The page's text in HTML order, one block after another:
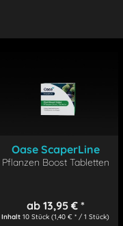
Oase ScaperLine
Pflanzen Boost Tabletten
ab 13,95 € *
Inhalt10 Stück(1,40 € * / 1 Stück)